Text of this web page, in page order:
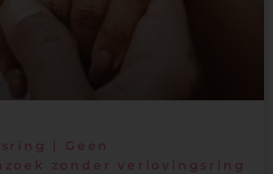
| Geen
zonder verlovingsring